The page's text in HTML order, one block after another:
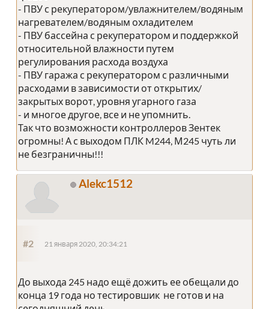
- ПВУ с рекуператором/увлажнителем/водяным
нагревателем/водяным охладителем
- ПВУ бассейна с рекуператором и поддержкой
относительной влажности путем
регулирования расхода воздуха
- ПВУ гаража с рекуператором с различными
расходами в зависимости от открытих/
закрытых ворот, уровня угарного газа
- и многое другое, все и не упомнить.
Так что возможности контроллеров Зентек
огромны! А с выходом ПЛК M244, М245 чуть ли
не безграничны!!!
Alekc1512
#2 21 января 2020, 20:34:21
До выхода 245 надо ещё дожить ее обещали до
конца 19 года но тестировшик не готов и на